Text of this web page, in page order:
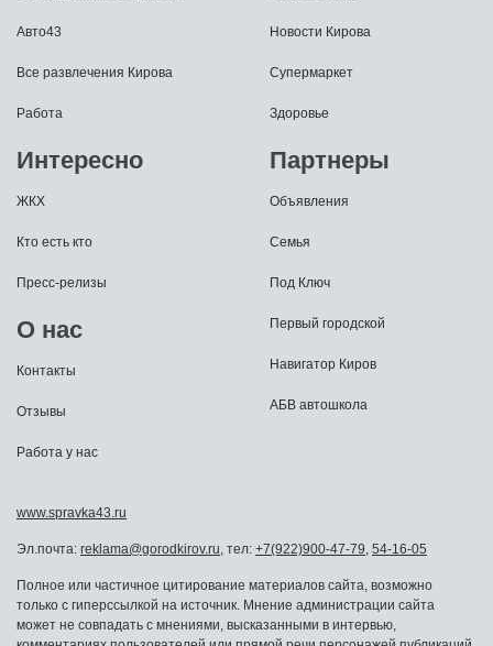
Авто43
Все развлечения Кирова
Работа
Новости Кирова
Супермаркет
Здоровье
Интересно
ЖКХ
Кто есть кто
Пресс-релизы
О нас
Контакты
Отзывы
Работа у нас
Партнеры
Объявления
Семья
Под Ключ
Первый городской
Навигатор Киров
АБВ автошкола
www.spravka43.ru
Эл.почта: reklama@gorodkirov.ru , тел: +7(922)900-47-79 54-16-05
Полное или частичное цитирование материалов сайта, возможно
только с гиперссылкой на источник. Мнение администрации сайта
может не совпадать с мнениями, высказанными в интервью,